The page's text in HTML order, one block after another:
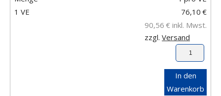
1 VE
76,10 €
90,56 € inkl. Mwst.
zzgl. Versand
In den
Warenkorb